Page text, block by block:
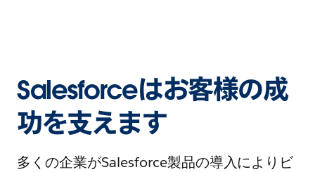
Salesforceはお客様の成
功を支えます
多くの企業がSalesforce製品の導入によりビ